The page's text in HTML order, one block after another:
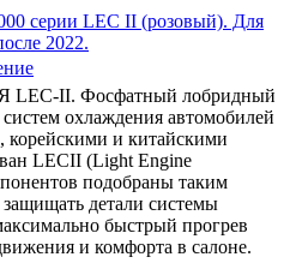
II. Фосфатный лобридный
охлаждения автомобилей
корейскими и китайскими
LECII (Light Engine
подобраны таким
детали системы
быстрый прогрев
и комфорта в салоне.